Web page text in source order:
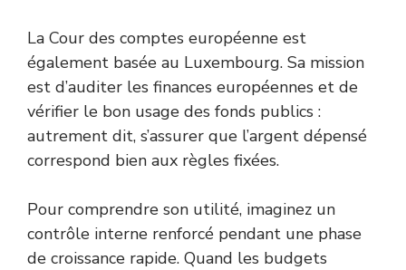
La Cour des comptes européenne est
également basée au Luxembourg. Sa mission
est d’auditer les finances européennes et de
vérifier le bon usage des fonds publics :
autrement dit, s’assurer que l’argent dépensé
correspond bien aux règles fixées.
Pour comprendre son utilité, imaginez un
contrôle interne renforcé pendant une phase
de croissance rapide. Quand les budgets